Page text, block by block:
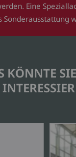
Eine
Sonderausstattung
KÖNNTE